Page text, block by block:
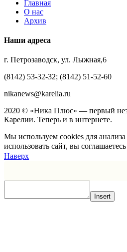
Главная
О нас
Архив
Наши адреса
г. Петрозаводск, ул. Лыжная,6
(8142) 53-32-32; (8142) 51-52-60
nikanews@karelia.ru
2020 © «Ника Плюс» — первый
Карелии. Теперь и в интернете.
Мы используем cookies для
использовать сайт, вы
Наверх
Insert